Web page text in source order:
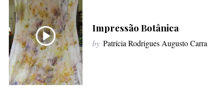
f
o
r
:
Impressão Botânica
by Patrícia Rodrigues Augusto Carra